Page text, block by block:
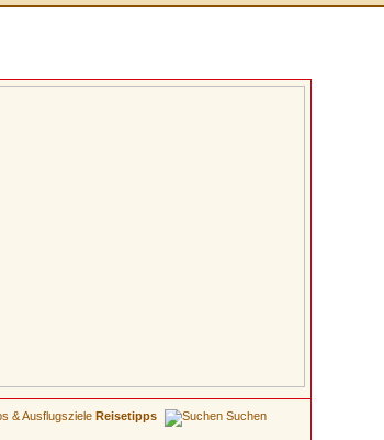
Reisetipps
Suchen